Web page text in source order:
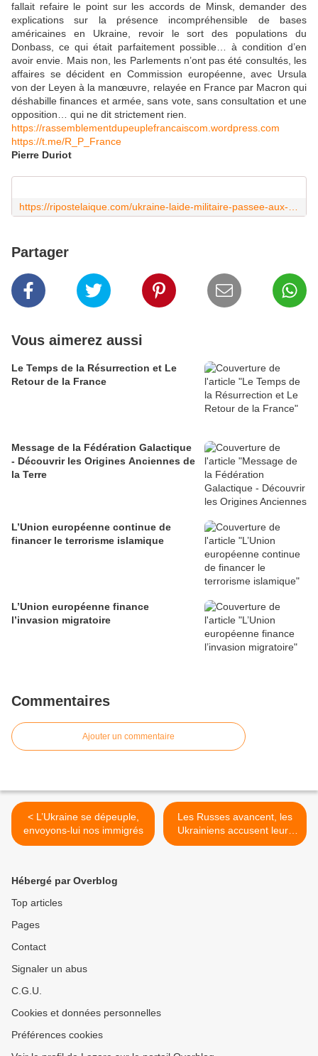
fallait refaire le point sur les accords de Minsk, demander des
explications sur la présence incompréhensible de bases
américaines en Ukraine, revoir le sort des populations du
Donbass, ce qui était parfaitement possible… à condition d’en
avoir envie. Mais non, les Parlements n’ont pas été consultés, les
affaires se décident en Commission européenne, avec Ursula
von der Leyen à la manœuvre, relayée en France par Macron qui
déshabille finances et armée, sans vote, sans consultation et une
opposition… qui ne dit strictement rien.
https://rassemblementdupeuplefrancaiscom.wordpress.com
https://t.me/R_P_France
Pierre Duriot
Partager
Vous aimerez aussi
Le Temps de la Résurrection et Le
Retour de la France
Message de la Fédération Galactique
- Découvrir les Origines Anciennes de
la Terre
L’Union européenne continue de
financer le terrorisme islamique
L’Union européenne finance
l’invasion migratoire
Commentaires
Ajouter un commentaire
< L’Ukraine se dépeuple,
envoyons-lui nos immigrés
Les Russes avancent, les
Ukrainiens accusent leurs
officiers d’incompétence >
Hébergé par Overblog
Top articles
Pages
Contact
Signaler un abus
C.G.U.
Cookies et données personnelles
Préférences cookies